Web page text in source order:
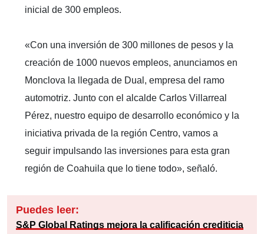
inicial de 300 empleos.
«Con una inversión de 300 millones de pesos y la
creación de 1000 nuevos empleos, anunciamos en
Monclova la llegada de Dual, empresa del ramo
automotriz. Junto con el alcalde Carlos Villarreal
Pérez, nuestro equipo de desarrollo económico y la
iniciativa privada de la región Centro, vamos a
seguir impulsando las inversiones para esta gran
región de Coahuila que lo tiene todo», señaló.
Puedes leer:
S&P Global Ratings mejora la calificación crediticia